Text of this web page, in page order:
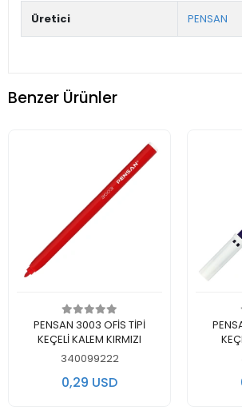
Üretici PENSAN
Benzer Ürünler
اضف الى سلة التسوق
PENSAN 3003 OFİS TİPİ
KEÇELİ KALEM KIRMIZI
340099222
0,29 USD